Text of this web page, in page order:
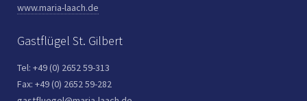
www.maria-laach.de
Gastflügel St. Gilbert
Tel: +49 (0) 2652 59-313
Fax: +49 (0) 2652 59-282